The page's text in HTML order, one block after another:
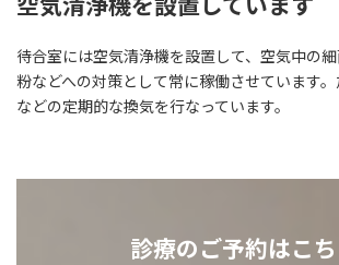
待合室には空気清浄機を設置して、空気中の
粉などへの対策として常に稼働させています
などの定期的な換気を行なっています。
診療のご予約はこ